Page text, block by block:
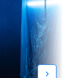
›